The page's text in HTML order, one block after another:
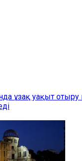
ұзақ уақыт отыру